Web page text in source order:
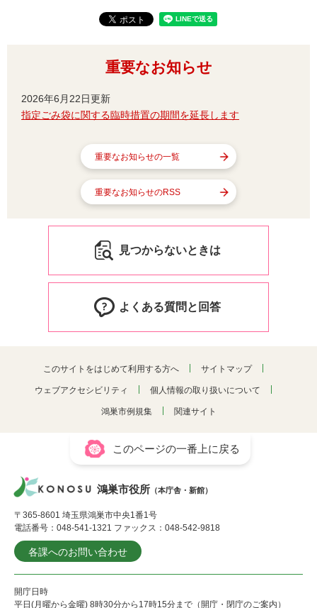
重要なお知らせ
2026年6月22日更新
指定ごみ袋に関する臨時措置の期間を延長します
重要なお知らせの一覧
重要なお知らせのRSS
見つからないときは
よくある質問と回答
このサイトをはじめて利用する方へ サイトマップ
ウェブアクセシビリティ 個人情報の取り扱いについて
鴻巣市例規集 関連サイト
このページの一番上に戻る
鴻巣市役所 （本庁舎・新館）
〒365-8601 埼玉県鴻巣市中央1番1号
電話番号：048-541-1321 ファックス：048-542-9818
各課へのお問い合わせ
開庁日時
平日(月曜から金曜) 8時30分から17時15分まで（開庁・閉庁のご案内）